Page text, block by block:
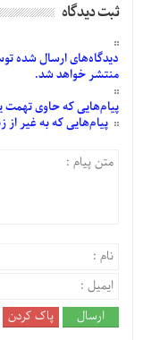
ثبت دیدگاه
دیدگاه‌هایارسالشده
منتشر خواهد شد.
پیام‌هاییکه حاوی تهمت
پیام‌هاییکه به غیر از